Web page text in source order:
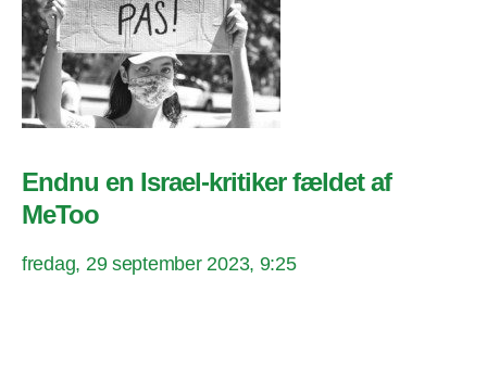
Endnu en Israel-kritiker fældet af
MeToo
fredag, 29 september 2023, 9:25